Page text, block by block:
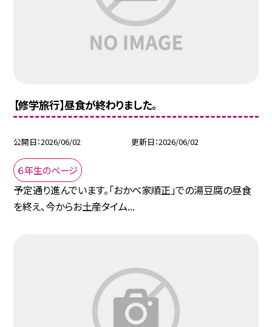
【修学旅行】昼食が終わりました。
公開日 2026/06/02 更新日 2026/06/02
６年生のページ
予定通り進んでいます。「おかべ家順正」での湯豆腐の昼食
を終え、今からお土産タイム...